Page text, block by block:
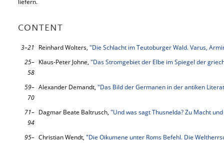
liefern.
CONTENT
3–21 Reinhard Wolters, "Die Schlacht im Teutoburger Wald. Varus,
25–
58
Klaus-Peter Johne, "Das Stromgebiet der Elbe im Spiegel der
59–
70
Alexander Demandt, "Das Bild der Germanen in der antiken
71–
94
Dagmar Beate Baltrusch, "Und was sagt Thusnelda? Zu Macht
95– Christian Wendt, "Die Oikumene unter Roms Befehl. Die